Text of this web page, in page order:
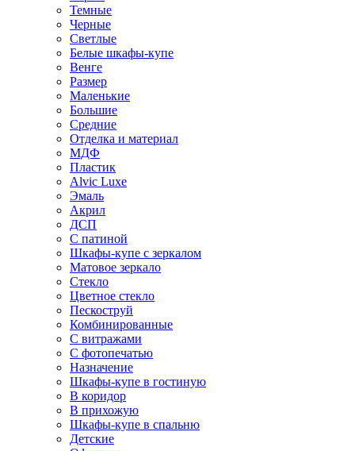
Темные
Черные
Светлые
Белые шкафы-купе
Венге
Размер
Маленькие
Большие
Средние
Отделка и материал
МДФ
Пластик
Alvic Luxe
Эмаль
Акрил
ДСП
С патиной
Шкафы-купе с зеркалом
Матовое зеркало
Стекло
Цветное стекло
Пескоструй
Комбинированные
С витражами
С фотопечатью
Назначение
Шкафы-купе в гостиную
В коридор
В прихожую
Шкафы-купе в спальню
Детские